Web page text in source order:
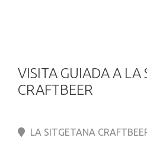
VISITA GUIADA A LA
CRAFTBEER
LA SITGETANA